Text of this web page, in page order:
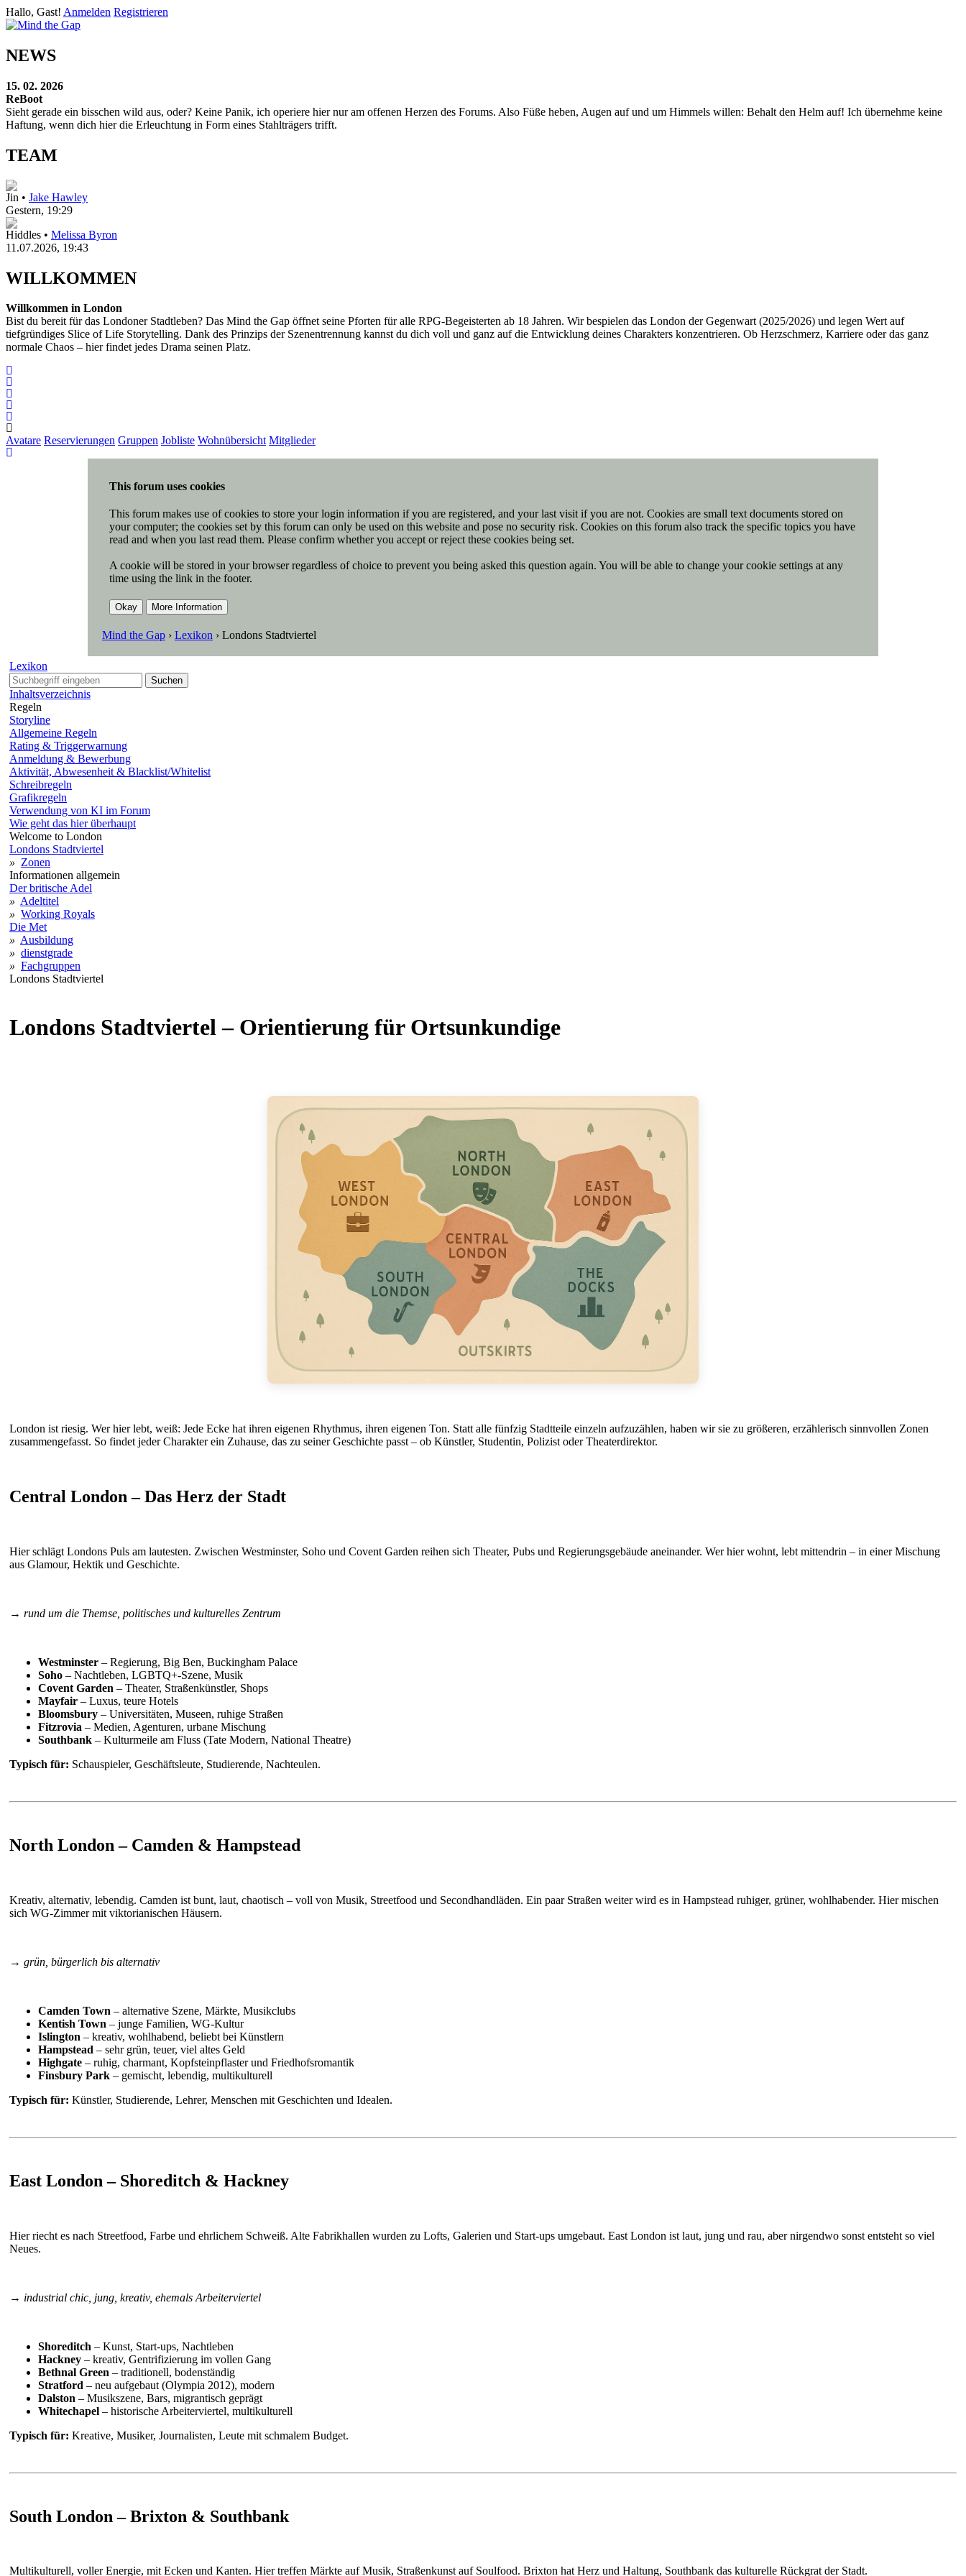
Hallo, Gast! Anmelden Registrieren
NEWS
15. 02. 2026
ReBoot
Sieht gerade ein bisschen wild aus, oder? Keine Panik, ich operiere hier nur am offenen Herzen des Forums. Also Füße heben, Augen auf und um Himmels willen: Behalt den Helm auf! Ich übernehme keine
Haftung, wenn dich hier die Erleuchtung in Form eines Stahlträgers trifft.
TEAM
Jin • Jake Hawley
Gestern, 19:29
Hiddles • Melissa Byron
11.07.2026, 19:43
WILLKOMMEN
Willkommen in London
Bist du bereit für das Londoner Stadtleben? Das Mind the Gap öffnet seine Pforten für alle RPG-Begeisterten ab 18 Jahren. Wir bespielen das London der Gegenwart (2025/2026) und legen Wert auf
tiefgründiges Slice of Life Storytelling. Dank des Prinzips der Szenentrennung kannst du dich voll und ganz auf die Entwicklung deines Charakters konzentrieren. Ob Herzschmerz, Karriere oder das ganz
normale Chaos – hier findet jedes Drama seinen Platz.
Avatare Reservierungen Gruppen Jobliste Wohnübersicht Mitglieder
This forum uses cookies
This forum makes use of cookies to store your login information if you are registered, and your last visit if you are not. Cookies are small text documents stored on
your computer; the cookies set by this forum can only be used on this website and pose no security risk. Cookies on this forum also track the specific topics you have
read and when you last read them. Please confirm whether you accept or reject these cookies being set.
A cookie will be stored in your browser regardless of choice to prevent you being asked this question again. You will be able to change your cookie settings at any
time using the link in the footer.
Mind the Gap › Lexikon › Londons Stadtviertel
Lexikon
Suchen
Inhaltsverzeichnis
Regeln
Storyline
Allgemeine Regeln
Rating & Triggerwarnung
Anmeldung & Bewerbung
Aktivität, Abwesenheit & Blacklist/Whitelist
Schreibregeln
Grafikregeln
Verwendung von KI im Forum
Wie geht das hier überhaupt
Welcome to London
Londons Stadtviertel
» Zonen
Informationen allgemein
Der britische Adel
» Adeltitel
» Working Royals
Die Met
» Ausbildung
» dienstgrade
» Fachgruppen
Londons Stadtviertel
Londons Stadtviertel – Orientierung für Ortsunkundige
London ist riesig. Wer hier lebt, weiß: Jede Ecke hat ihren eigenen Rhythmus, ihren eigenen Ton. Statt alle fünfzig Stadtteile einzeln aufzuzählen, haben wir sie zu größeren, erzählerisch sinnvollen Zonen
zusammengefasst. So findet jeder Charakter ein Zuhause, das zu seiner Geschichte passt – ob Künstler, Studentin, Polizist oder Theaterdirektor.
Central London – Das Herz der Stadt
Hier schlägt Londons Puls am lautesten. Zwischen Westminster, Soho und Covent Garden reihen sich Theater, Pubs und Regierungsgebäude aneinander. Wer hier wohnt, lebt mittendrin – in einer Mischung
aus Glamour, Hektik und Geschichte.
→ rund um die Themse, politisches und kulturelles Zentrum
Westminster – Regierung, Big Ben, Buckingham Palace
Soho – Nachtleben, LGBTQ+-Szene, Musik
Covent Garden – Theater, Straßenkünstler, Shops
Mayfair – Luxus, teure Hotels
Bloomsbury – Universitäten, Museen, ruhige Straßen
Fitzrovia – Medien, Agenturen, urbane Mischung
Southbank – Kulturmeile am Fluss (Tate Modern, National Theatre)
Typisch für: Schauspieler, Geschäftsleute, Studierende, Nachteulen.
North London – Camden & Hampstead
Kreativ, alternativ, lebendig. Camden ist bunt, laut, chaotisch – voll von Musik, Streetfood und Secondhandläden. Ein paar Straßen weiter wird es in Hampstead ruhiger, grüner, wohlhabender. Hier mischen
sich WG-Zimmer mit viktorianischen Häusern.
→ grün, bürgerlich bis alternativ
Camden Town – alternative Szene, Märkte, Musikclubs
Kentish Town – junge Familien, WG-Kultur
Islington – kreativ, wohlhabend, beliebt bei Künstlern
Hampstead – sehr grün, teuer, viel altes Geld
Highgate – ruhig, charmant, Kopfsteinpflaster und Friedhofsromantik
Finsbury Park – gemischt, lebendig, multikulturell
Typisch für: Künstler, Studierende, Lehrer, Menschen mit Geschichten und Idealen.
East London – Shoreditch & Hackney
Hier riecht es nach Streetfood, Farbe und ehrlichem Schweiß. Alte Fabrikhallen wurden zu Lofts, Galerien und Start-ups umgebaut. East London ist laut, jung und rau, aber nirgendwo sonst entsteht so viel
Neues.
→ industrial chic, jung, kreativ, ehemals Arbeiterviertel
Shoreditch – Kunst, Start-ups, Nachtleben
Hackney – kreativ, Gentrifizierung im vollen Gang
Bethnal Green – traditionell, bodenständig
Stratford – neu aufgebaut (Olympia 2012), modern
Dalston – Musikszene, Bars, migrantisch geprägt
Whitechapel – historische Arbeiterviertel, multikulturell
Typisch für: Kreative, Musiker, Journalisten, Leute mit schmalem Budget.
South London – Brixton & Southbank
Multikulturell, voller Energie, mit Ecken und Kanten. Hier treffen Märkte auf Musik, Straßenkunst auf Soulfood. Brixton hat Herz und Haltung, Southbank das kulturelle Rückgrat der Stadt.